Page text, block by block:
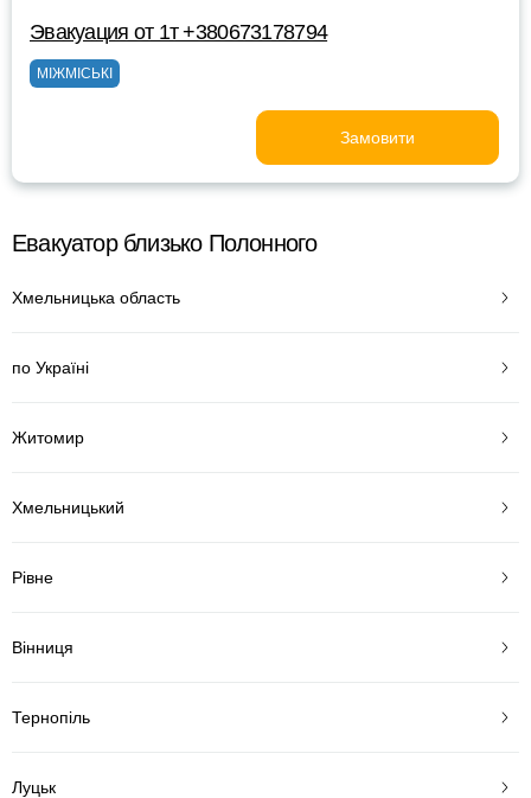
Эвакуация от 1т +380673178794
МІЖМІСЬКІ
Замовити
Евакуатор близько Полонного
Хмельницька область
по Україні
Житомир
Хмельницький
Рівне
Вінниця
Тернопіль
Луцьк